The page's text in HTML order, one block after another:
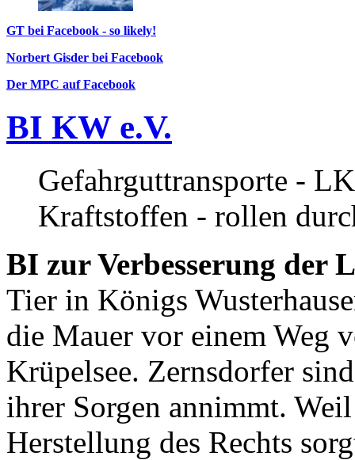
GT bei Facebook - so likely!
Norbert Gisder bei Facebook
Der MPC auf Facebook
BI KW e.V.
Gefahrguttransporte -
Kraftstoffen - rollen
BI zur Verbesserung der
Tier in Königs
die Mauer vor einem Weg
Krüpelsee. Zernsdorfer
ihrer Sorgen annimmt.
Herstellung des Rechts